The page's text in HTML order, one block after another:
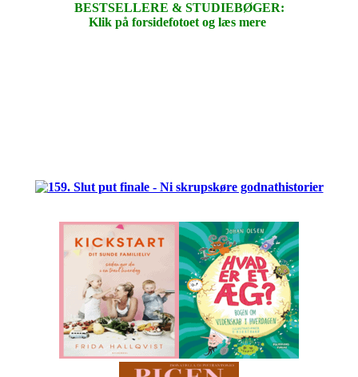
BESTSELLERE & STUDIEBØGER:
Klik på forsidefotoet og læs mere